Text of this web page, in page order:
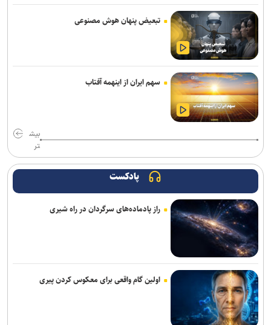
تداوم رگبار و رعدوبرق در ارتفاعات شمال‌غرب و البرز/ وزش باد شدید و
گردوخاک در نقاط مختلف کشور
تأکید معاون مهندسی سازمان بنادر بر تسریع در تکمیل پروژه‌های عمرانی
بندر امیرآباد
تردد روان در محور‌های شمالی کشور/ محور بندرعباس–لار مسدود است
وزیر راه و شهرسازی: رسانه‌ها در صیانت از حقیقت و انسجام ملی نقشی
سفر تهیه کنید
مدنی‌زاده: رسانه‌های مسئول، سرمایه‌ای ارزشمند برای حکمرانی اقتصادی
کارآمد هستند
خبرنگاران دیده‌بانان آگاه جامعه هستند
همتی: رسانه‌ها، رکن اعتمادآفرین در نظام اقتصادی کشور
تبعیض پنهان هوش مصنوعی
سهم ایران از اینهمه آفتاب
بیش
تر
پادکست
راز پادماده‌های سرگردان در راه شیری
اولین گام واقعی برای معکوس کردن پیری